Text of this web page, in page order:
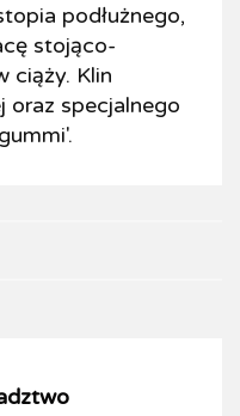
podłużnego,
stojąco-
ciąży. Klin
oraz specjalnego